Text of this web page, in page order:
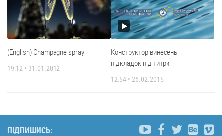
(English) Champagne spray
19:12 • 31.01.2012
Конструктор винесень
підкладок під титри
12:54 • 26.02.2015
ПІДПИШИСЬ: